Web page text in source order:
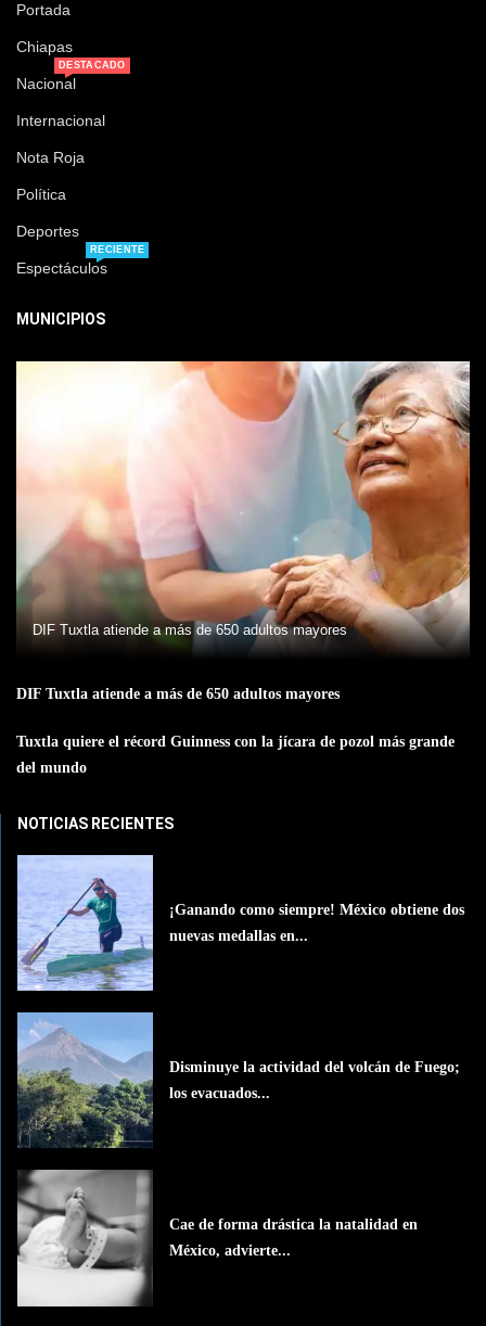
Portada
Chiapas
Nacional
DESTACADO
Internacional
Nota Roja
Política
Deportes
Espectáculos
RECIENTE
MUNICIPIOS
DIF Tuxtla atiende a más de 650 adultos mayores
DIF Tuxtla atiende a más de 650 adultos mayores
Tuxtla quiere el récord Guinness con la jícara de pozol más grande
del mundo
NOTICIAS RECIENTES
¡Ganando como siempre! México obtiene dos
nuevas medallas en...
Disminuye la actividad del volcán de Fuego;
los evacuados...
Cae de forma drástica la natalidad en
México, advierte...